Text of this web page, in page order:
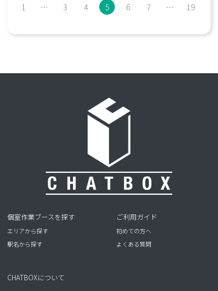
1 … 3 4 5 6 7 … 19
個室作業ブースを探す
エリアから探す
駅名から探す
ご利用ガイド
初めての方へ
よくある質問
CHATBOXについて